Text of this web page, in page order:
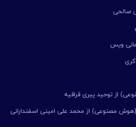
صالحی
ویس
از توحید پیری قراقیه
(هوش مصنوعی) از محمد علی امینی اسفندارانی